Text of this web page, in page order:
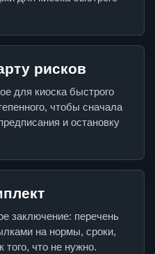
рисков
для киоска быстрого
чтобы сначала
и остановку
заключение: перечень
на нормы, сроки,
того, что не нужно.